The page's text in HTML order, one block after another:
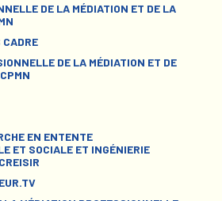
DE LA MÉDIATION ET DE LA
DE LA MÉDIATION ET DE
EN ENTENTE
ET SOCIALE ET INGÉNIERIE